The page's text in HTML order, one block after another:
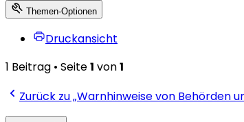
Themen-Optionen
Druckansicht
1 Beitrag • Seite1 von1
Zurück zu „Warnhinweise von Behörden